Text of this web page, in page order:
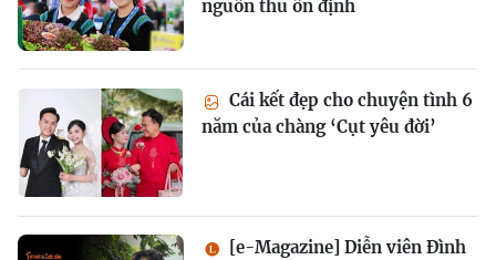
nguồn thu ổn định
Cái kết đẹp cho chuyện tình 6
năm của chàng ‘Cụt yêu đời’
[e-Magazine] Diễn viên Đình